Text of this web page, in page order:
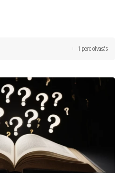
1 perc olvasás